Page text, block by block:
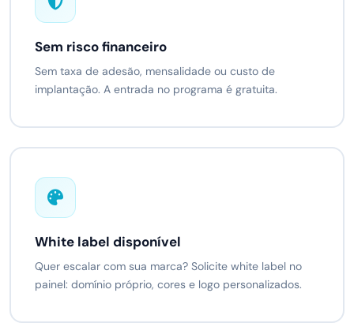
Sem risco financeiro
Sem taxa de adesão, mensalidade ou custo de
implantação. A entrada no programa é gratuita.
White label disponível
Quer escalar com sua marca? Solicite white label no
painel: domínio próprio, cores e logo personalizados.